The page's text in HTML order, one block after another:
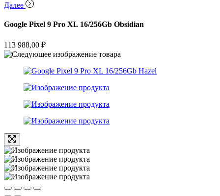
Далее
Google Pixel 9 Pro XL 16/256Gb Obsidian
113 988,00 ₽